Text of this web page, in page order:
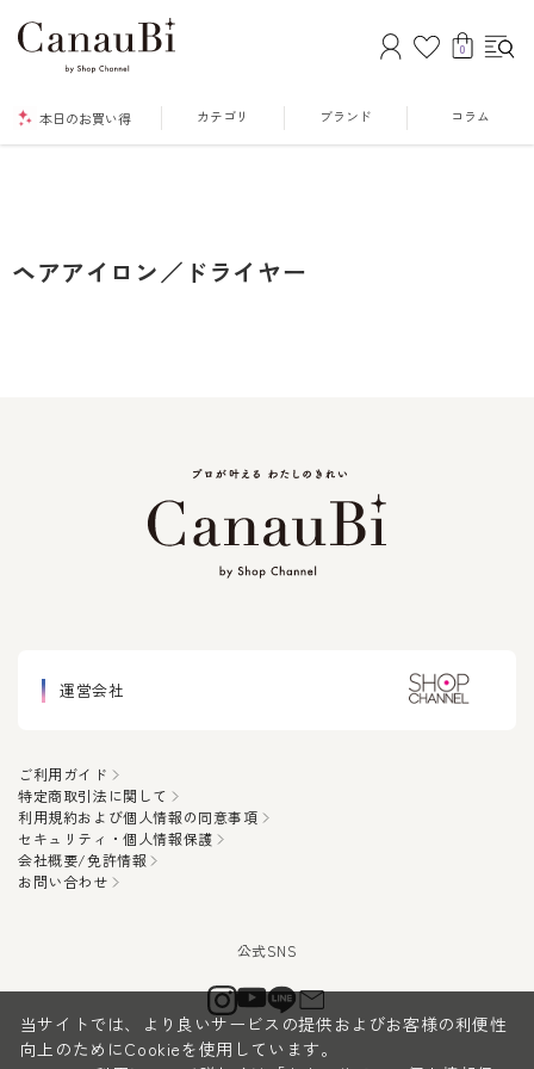
0
本日のお買い得 カテゴリ ブランド コラム
ヘアアイロン／ドライヤー
運営会社
ご利用ガイド
特定商取引法に関して
利用規約および個人情報の同意事項
セキュリティ・個人情報保護
会社概要/免許情報
お問い合わせ
当サイトでは、より良いサービスの提供およびお客様の利便性
向上のためにCookieを使用しています。